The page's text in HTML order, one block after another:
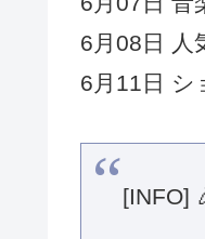
6月08日 人
6月11日 シ
[INFO]